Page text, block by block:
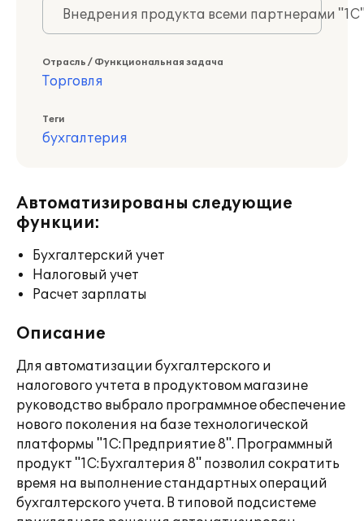
Внедрения продукта всеми партнерами
Отрасль / Функциональная задача
Торговля
Теги
бухгалтерия
Автоматизированы следующие
функции:
Бухгалтерский учет
Налоговый учет
Расчет зарплаты
Описание
Для автоматизации бухгалтерского и
налогового учтета в продуктовом магазине
руководство выбрало программное обеспечение
нового поколения на базе технологической
платформы "1С:Предприятие 8". Программный
продукт "1С:Бухгалтерия 8" позволил сократить
время на выполнение стандартных операций
бухгалтерского учета. В типовой подсистеме